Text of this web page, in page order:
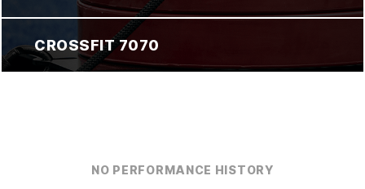
CROSSFIT 7070
NO PERFORMANCE HISTORY